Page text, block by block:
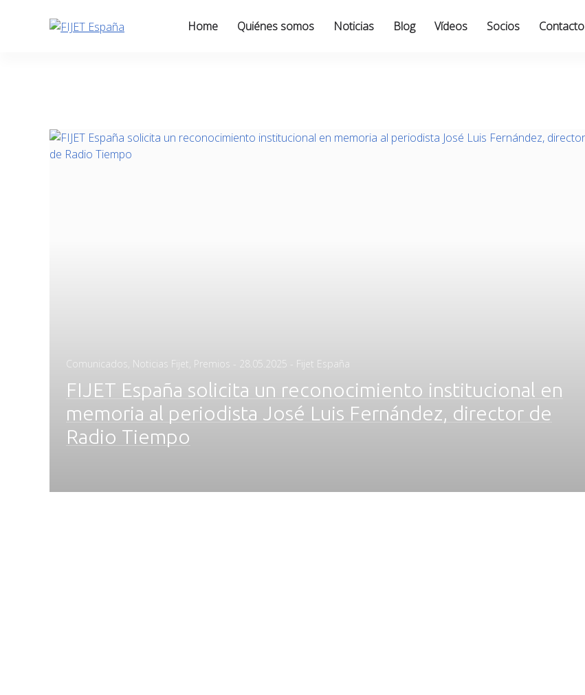
Home Quiénes somos Noticias Blog Vídeos Socios Contacto
Comunicados, Noticias Fijet, Premios - Posted
28.05.2025 - Fijet España
FIJET España solicita un reconocimiento institucional en
memoria al periodista José Luis Fernández, director de
Radio Tiempo